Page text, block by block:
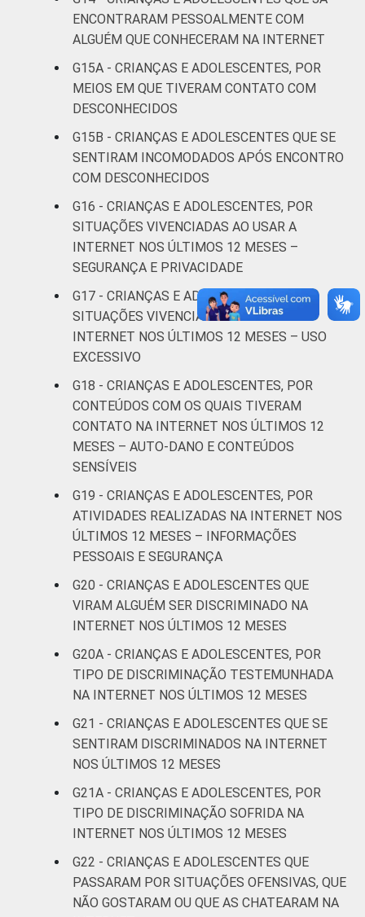
RENDA
FAMILIAR
Até 1 SM 20
Mais de 1
19
Mais de 2
SM até 3 SM
18
Mais de 3
SM
29
Não sabe 35
respondeu
AB
DE 18
DOMICÍLIO
COM ACESSO
Sim 22
Não 15
Fonte: CGI.br/NIC.br, Centro Regional de
Sociedade da Informação (Cetic.br),
Pesquisa sobre o uso da Internet por
crianças e adolescentes no Brasil – TIC Kids
Online Brasil 2022.
ENCONTRARAM PESSOALMENTE COM
ALGUÉM QUE CONHECERAM NA INTERNET
G15A - CRIANÇAS E ADOLESCENTES, POR
MEIOS EM QUE TIVERAM CONTATO COM
DESCONHECIDOS
G15B - CRIANÇAS E ADOLESCENTES QUE SE
SENTIRAM INCOMODADOS APÓS ENCONTRO
COM DESCONHECIDOS
G16 - CRIANÇAS E ADOLESCENTES, POR
SITUAÇÕES VIVENCIADAS AO USAR A
INTERNET NOS ÚLTIMOS 12 MESES –
SEGURANÇA E PRIVACIDADE
G17 - CRIANÇAS E ADOLESCENTES, POR
SITUAÇÕES VIVENCIADAS AO USAR A
INTERNET NOS ÚLTIMOS 12 MESES – USO
EXCESSIVO
G18 - CRIANÇAS E ADOLESCENTES, POR
CONTEÚDOS COM OS QUAIS TIVERAM
CONTATO NA INTERNET NOS ÚLTIMOS 12
MESES – AUTO-DANO E CONTEÚDOS
SENSÍVEIS
G19 - CRIANÇAS E ADOLESCENTES, POR
ATIVIDADES REALIZADAS NA INTERNET NOS
ÚLTIMOS 12 MESES – INFORMAÇÕES
PESSOAIS E SEGURANÇA
G20 - CRIANÇAS E ADOLESCENTES QUE
VIRAM ALGUÉM SER DISCRIMINADO NA
INTERNET NOS ÚLTIMOS 12 MESES
G20A - CRIANÇAS E ADOLESCENTES, POR
TIPO DE DISCRIMINAÇÃO TESTEMUNHADA
NA INTERNET NOS ÚLTIMOS 12 MESES
G21 - CRIANÇAS E ADOLESCENTES QUE SE
SENTIRAM DISCRIMINADOS NA INTERNET
NOS ÚLTIMOS 12 MESES
G21A - CRIANÇAS E ADOLESCENTES, POR
TIPO DE DISCRIMINAÇÃO SOFRIDA NA
INTERNET NOS ÚLTIMOS 12 MESES
G22 - CRIANÇAS E ADOLESCENTES QUE
PASSARAM POR SITUAÇÕES OFENSIVAS, QUE
NÃO GOSTARAM OU QUE AS CHATEARAM NA